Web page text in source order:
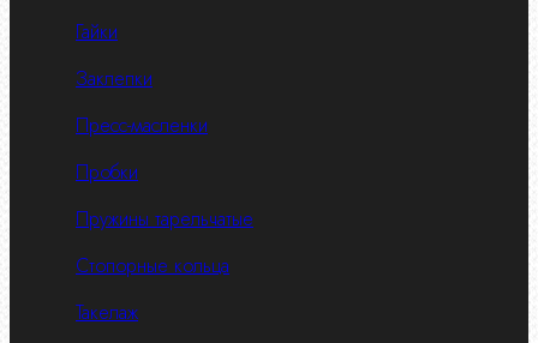
Гайки
Заклепки
Пресс-масленки
Пробки
Пружины тарельчатые
Стопорные кольца
Такелаж